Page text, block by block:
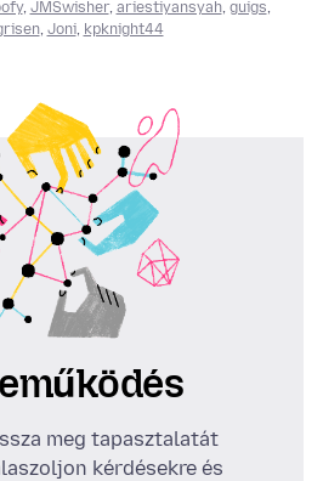
, JMSwisher, ariestiyansyah, guigs,
, Joni, kpknight44
meg tapasztalatát
kérdésekre és